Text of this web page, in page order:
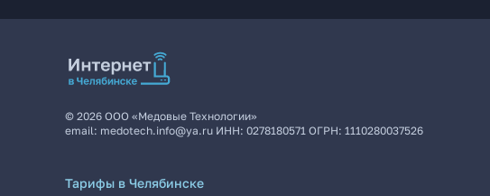
© 2026 ООО «Медовые Технологии»
email: medotech.info@ya.ru ИНН: 0278180571 ОГРН: 1110280037526
Тарифы в Челябинске